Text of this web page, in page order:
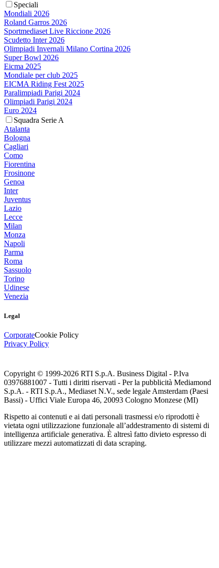
Speciali
Mondiali 2026
Roland Garros 2026
Sportmediaset Live Riccione 2026
Scudetto Inter 2026
Olimpiadi Invernali Milano Cortina 2026
Super Bowl 2026
Eicma 2025
Mondiale per club 2025
EICMA Riding Fest 2025
Paralimpiadi Parigi 2024
Olimpiadi Parigi 2024
Euro 2024
Squadra Serie A
Atalanta
Bologna
Cagliari
Como
Fiorentina
Frosinone
Genoa
Inter
Juventus
Lazio
Lecce
Milan
Monza
Napoli
Parma
Roma
Sassuolo
Torino
Udinese
Venezia
Legal
CorporateCookie Policy
Privacy Policy
Copyright © 1999-2026 RTI S.p.A. Business Digital - P.Iva
03976881007 - Tutti i diritti riservati - Per la pubblicità Mediamond
S.p.A. - RTI S.p.A., Mediaset N.V., sede legale Amsterdam (Paesi
Bassi) - Uffici Viale Europa 46, 20093 Cologno Monzese (MI)
Rispetto ai contenuti e ai dati personali trasmessi e/o riprodotti è
vietata ogni utilizzazione funzionale all’addestramento di sistemi di
intelligenza artificiale generativa. È altresì fatto divieto espresso di
utilizzare mezzi automatizzati di data scraping.